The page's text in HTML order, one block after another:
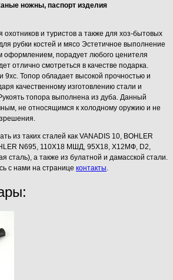
ножны, паспорт изделия
и туристов а также для хоз-бытовых
рубки костей и мясо Эстетичное выполнение
оформлением, порадует любого ценителя
отлично смотреться в качестве подарка.
9хс. Топор обладает высокой прочностью и
качественному изготовлению стали и
топора выполнена из дуба. Данный
не относящимся к холодному оружию и не
из таких сталей как VANADIS 10, BOHLER
N695, 110Х18 МШД, 95Х18, Х12МФ, D2,
сталь), а также из булатной и дамасской стали.
с нами на странице контакты.